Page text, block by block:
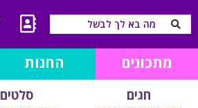
מתכונים החנות
חגים סלטים